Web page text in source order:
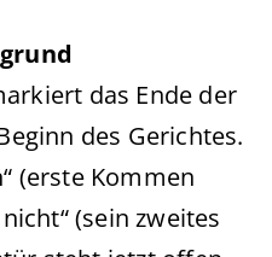
das Ende der
des Gerichtes.
(erste Kommen
(sein zweites